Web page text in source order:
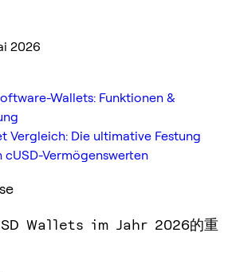
2026
Wallets: Funktionen &
Vergleich: Die ultimative Festung
cUSD-Vermögenswerten
Wallets im Jahr 2026的重